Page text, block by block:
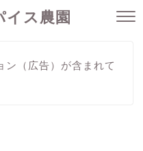
ス農園
（広告）が含まれて